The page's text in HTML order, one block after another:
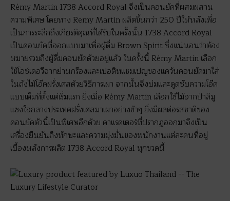
Rémy Martin 1738 Accord Royal จึงเป็นคอนยัคที่ผสมผสาน
ความพิเศษ โดยทาง Remy Martin ผลิตขึ้นกว่า 250 ปีให้หลังเพื่อ
เป็นการระลึกถึงเกียรติคุณที่ได้รับในครั้งนั้น 1738 Accord Royal
เป็นคอนยัคที่ออกแบบมาเพื่อผู้ดื่ม Brown Spirit ซึ่งแน่นอนว่าต้อง
หมายรวมถึงผู้ดื่มคอนยัคด้วยอยู่แล้ว ในครั้งนี้ Rémy Martin เลือก
ใช้โอซ์เดอวีจากย่านกร๊องและเปอติทแชมเปญของแคว้นคอนยัคมาใส่
ในถังไม้โอ๊คฝรั่งเศสด้วยวิธีการเผา จากนั้นจึงบ่มและดูดซับความโอ๊ค
แบบเต็มที่ตั้งแต่เริ่มแรก ยิ่งเมื่อ Rémy Martin เลือกใช้ไม้จากป่าลิมู
แซงใจกลางประเทศฝรั่งเศสมาเผาอย่างช้าๆ ยิ่งมีผลต่อรสชาติของ
คอนยัคตัวนี้เป็นพิเศษอีกด้วย คาแรคเตอร์ที่ปรากฏออกมาจึงเป็น
เครื่องยืนยันถึงทักษะและความมุ่งมั่นของพนักงานแต่ละคนที่อยู่
เบื้องหลังการผลิต 1738 Accord Royal ทุกขวดนี้